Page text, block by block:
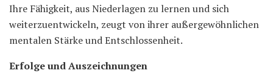
Ihre Fähigkeit, aus Niederlagen zu lernen und sich
weiterzuentwickeln, zeugt von ihrer außergewöhnlichen
mentalen Stärke und Entschlossenheit.
Erfolge und Auszeichnungen